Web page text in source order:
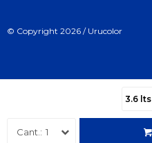
3.6 lts
1
© Copyright 2026 / Urucolor